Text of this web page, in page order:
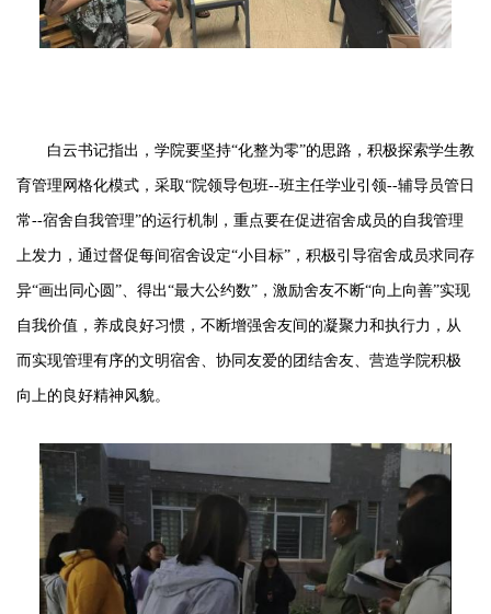
白云书记指出，学院要坚持“化整为零”的思路，积极探索学生教
育管理网格化模式，采取“院领导包班--班主任学业引领--辅导员管日
常--宿舍自我管理”的运行机制，重点要在促进宿舍成员的自我管理
上发力，通过督促每间宿舍设定“小目标”，积极引导宿舍成员求同存
异“画出同心圆”、得出“最大公约数”，激励舍友不断“向上向善”实现
自我价值，养成良好习惯，不断增强舍友间的凝聚力和执行力，从
而实现管理有序的文明宿舍、协同友爱的团结舍友、营造学院积极
向上的良好精神风貌。